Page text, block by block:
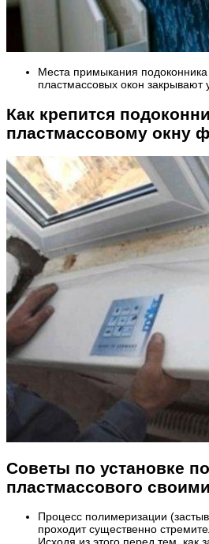
Места примыкания
пластмассовых окон закрывают
Как крепится
пластмассовому окну
Советы по установке
пластмассового
Процесс полимеризации
проходит существенно